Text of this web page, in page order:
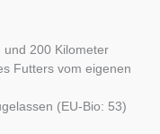
und 200 Kilometer
Futters vom eigenen
(EU-Bio: 53)